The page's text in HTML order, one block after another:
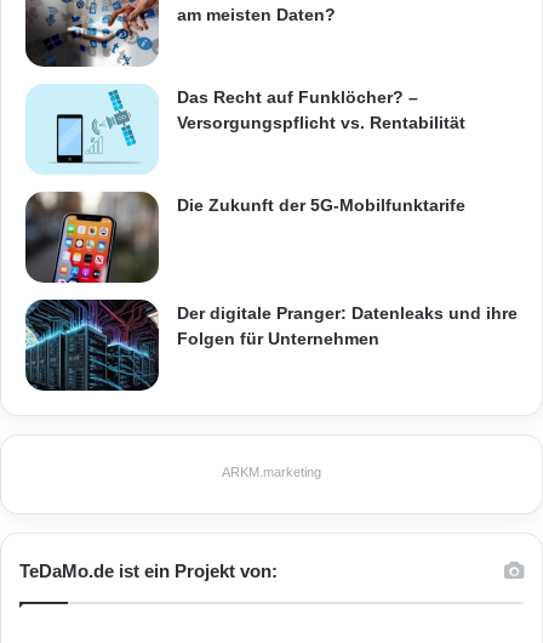
am meisten Daten?
Das Recht auf Funklöcher? –
Versorgungspflicht vs. Rentabilität
Die Zukunft der 5G-Mobilfunktarife
Der digitale Pranger: Datenleaks und ihre
Folgen für Unternehmen
ARKM.marketing
TeDaMo.de ist ein Projekt von: